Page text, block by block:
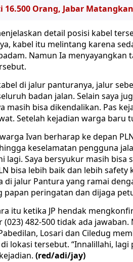
Orang, Jabar Matangkan
detail posisi kabel
kabel itu melintang karena
Namun Ia menyayangkan
di jalur panturanya, jalur
badan jalan. Selain saya
masih bisa dikendalikan. Pas
Setelah kejadian warga baru
Ivan berharap ke depan
keselamatan pengguna
lagi. Saya bersyukur masih bisa
bisa lebih baik dan lebih
di jalur Pantura yang ramai
papan peringatan dan dijaga
itu ketika JP hendak
482-500 tidak ada
Losari dan Ciledug
lokasi tersebut. “Innalillahi,
(red/adi/jay)